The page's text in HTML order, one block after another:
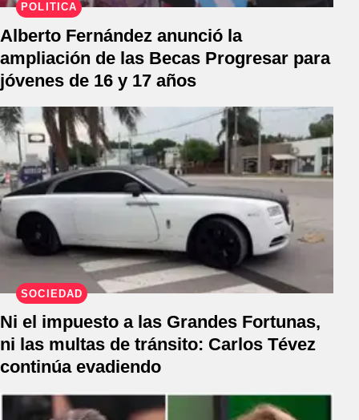
POLÍTICA
Alberto Fernández anunció la
ampliación de las Becas Progresar para
jóvenes de 16 y 17 años
SOCIEDAD
Ni el impuesto a las Grandes Fortunas,
ni las multas de tránsito: Carlos Tévez
continúa evadiendo